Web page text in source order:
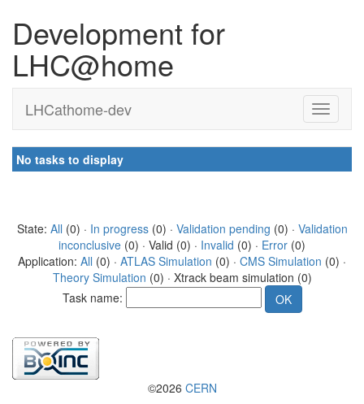
Development for
LHC@home
LHCathome-dev
No tasks to display
State: All (0) · In progress(0) · Validation pending (0) · Validation
inconclusive (0) · Valid (0) · Invalid (0) · Error (0)
Application: All (0) · ATLAS Simulation (0) · CMS Simulation (0) ·
Theory Simulation (0) · Xtrack beam simulation (0)
Task name:
©2026 CERN